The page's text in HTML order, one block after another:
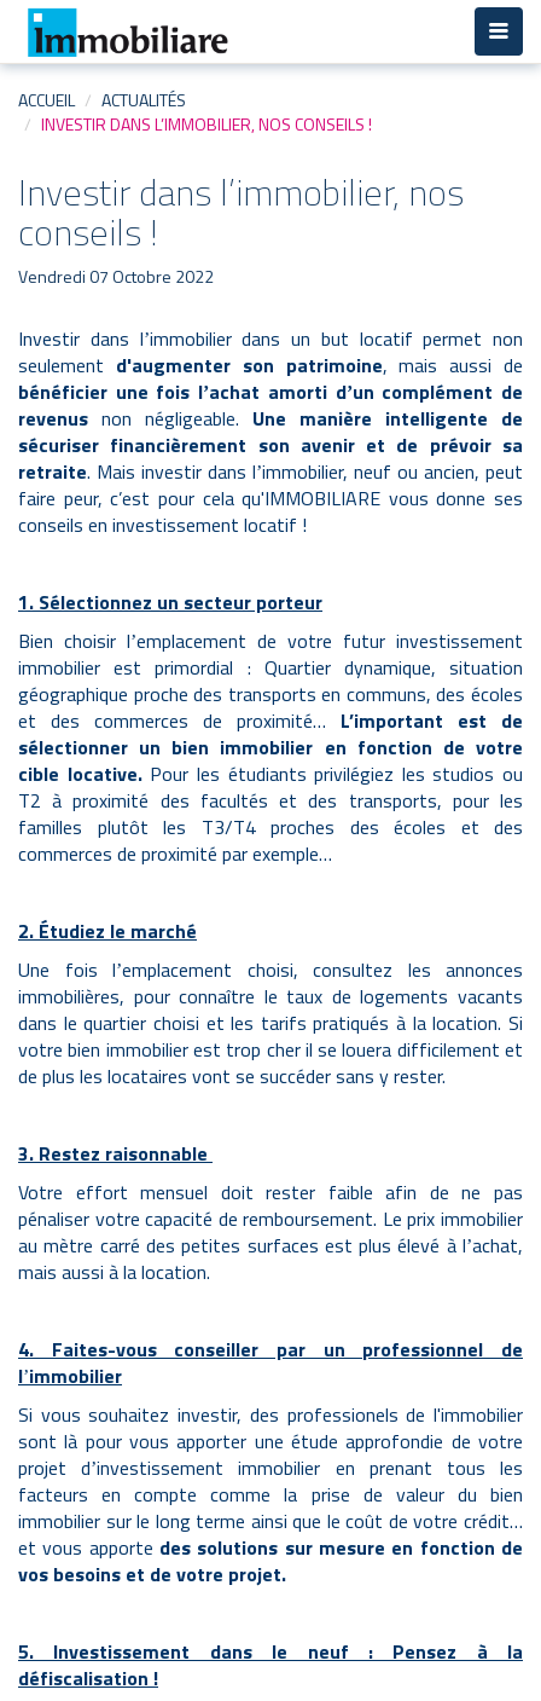
Aller
contenu
ACCUEIL
ACTUALITÉS
INVESTIR DANS L’IMMOBILIER, NOS CONSEILS !
Investir dans l’immobilier, nos
conseils !
Vendredi 07 Octobre 2022
Investir dans l’immobilier dans un but locatif permet non
seulement d'augmenter son patrimoine, mais aussi de
bénéficier une fois l’achat amorti d’un complément de
revenus non négligeable. Une manière intelligente de
sécuriser financièrement son avenir et de prévoir sa
retraite. Mais investir dans l’immobilier, neuf ou ancien, peut
faire peur, c’est pour cela qu'IMMOBILIARE vous donne ses
conseils en investissement locatif !
1. Sélectionnez un secteur porteur
Bien choisir l’emplacement de votre futur investissement
immobilier est primordial : Quartier dynamique, situation
géographique prochedes transports en communs, des écoles
et des commerces de proximité… L’important est de
sélectionner un bien immobilier en fonction de votre
cible locative.Pour les étudiants privilégiez les studios ou
T2 à proximité des facultés et des transports, pour les
familles plutôt les T3/T4 proches des écoles et des
commerces de proximité par exemple…
2. Étudiez le marché
Une fois l’emplacement choisi, consultez les annonces
immobilières, pour connaître le taux de logements vacants
dans le quartier choisi et les tarifs pratiqués à la location. Si
votre bien immobilier est trop cher il se louera difficilement et
de plus les locataires vont se succéder sans y rester.
3. Restez raisonnable
Votre effort mensuel doit rester faible afin de ne pas
pénaliser votre capacité de remboursement. Le prix immobilier
au mètre carré des petites surfaces est plus élevé à l’achat,
mais aussi à la location.
4. Faites-vous conseiller par un professionnel de
l’immobilier
Si vous souhaitez investir, des professionels de l'immobilier
sont là pour vous apporter une étude approfondie de votre
projet d’investissement immobilier en prenant tous les
facteurs en compte comme la prise de valeur du bien
immobilier sur le long terme ainsi que le coût de votre crédit…
et vous apporte des solutions sur mesure en fonction de
vos besoins et de votre projet.
5. Investissement dans le neuf : Pensez à la
défiscalisation !